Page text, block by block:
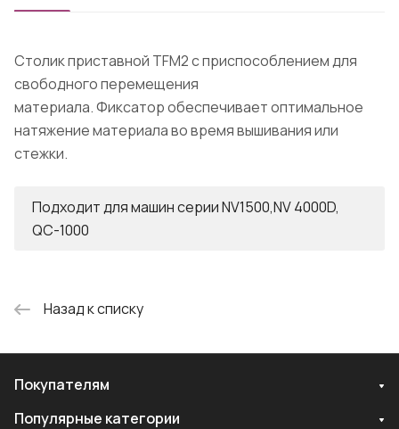
Столик приставной TFM2 с приспособлением для
свободного перемещения
материала. Фиксатор обеспечивает оптимальное
натяжение материала во время вышивания или
стежки.
Подходит для машин серии NV1500,NV 4000D,
QC-1000
Назад к списку
Покупателям
Популярные категории